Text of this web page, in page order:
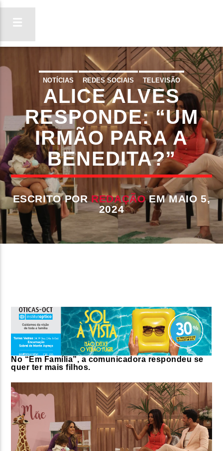
ON FM
LIGA-TE
FAIXA ATUAL
ON FM
NOTÍCIAS REDES SOCIAIS TELEVISÃO
ALICE ALVES
RESPONDE: “UM
IRMÃO PARA A
BENEDITA?”
ESCRITO PORREDAÇÃOEM MAIO 5,
2024
No “Em Família”, a comunicadora respondeu se
quer ter mais filhos.